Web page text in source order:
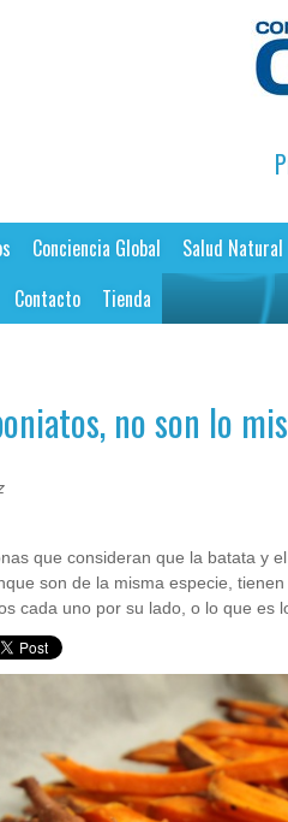
Conciencia Global Salud Natural
Contacto Tienda
no son lo
que consideran que la batata y
son de la misma especie,
cada uno por su lado, o lo que es